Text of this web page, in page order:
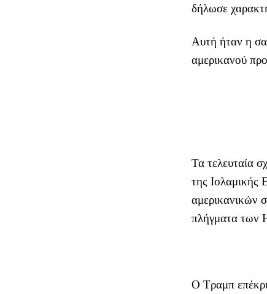
δήλωσε
Αυτή ήταν η
αμερικανού
Τα τελευταία
της Ισλαμικής
αμερικανικών
πλήγματα των
Ο Τραμπ